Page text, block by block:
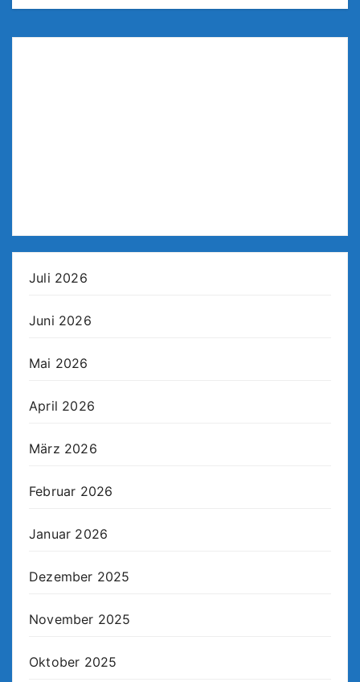
Juli 2026
Juni 2026
Mai 2026
April 2026
März 2026
Februar 2026
Januar 2026
Dezember 2025
November 2025
Oktober 2025